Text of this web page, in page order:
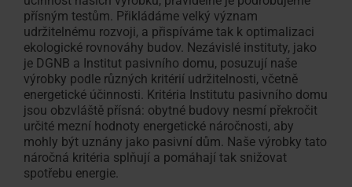
Inspirace
Vyhledávač realizačních firem
Vyžádat
nabídku
Simulátor denního světla
Kontakty
Sháníte
100%
Kyvné
okno
Výsuvně
kyvné
okno
Vybrat
střechu
Okno
pro
odvod
kouře
Fasádní
Vnitřní doplňkyVnější
reklamační
formulář
Poptávka
náhradních
dílů
Vyhledávač
montážních
Sháníte
Servisní a reklamační
FAQ -
Prodejci
Semináře na kampusu
Kontaktní
osoba pro
profesionály
Ke stažení
Přehled seminářů
přísným testům. Přikládáme velký význam
udržitelnému rozvoji, a přispíváme tak k optimalizaci
ekologické rovnováhy budov. Nezávislé instituty, jako
je DGNB a Institut pasivního domu, posuzují naše
výrobky podle různých kritérií udržitelnosti, včetně
energetické účinnosti. Kritéria Institutu pasivního domu
jsou obzvláště přísná: obytné budovy nesmí překročit
určité mezní hodnoty energetické náročnosti, aby
mohly být uznány jako pasivní dům. Naše výrobky tato
náročná kritéria splňují a pomáhají tak snižovat
spotřebu energie.